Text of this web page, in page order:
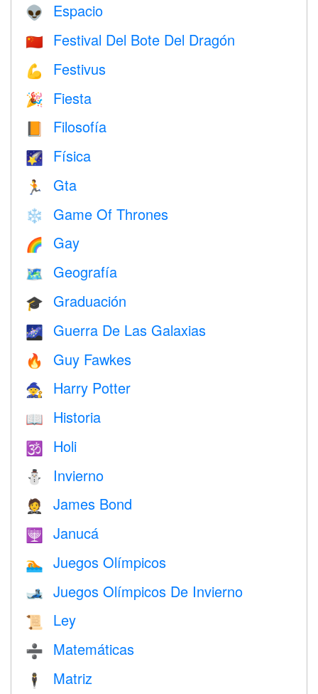
👽 Espacio
🇨🇳 Festival Del Bote Del Dragón
💪 Festivus
🎉 Fiesta
📙 Filosofía
🌠 Física
🏃 Gta
❄️ Game Of Thrones
🌈 Gay
🗺 Geografía
🎓 Graduación
🌌 Guerra De Las Galaxias
🔥 Guy Fawkes
🧙 Harry Potter
📖 Historia
🕉 Holi
⛄ Invierno
🤵 James Bond
🕎 Janucá
🏊 Juegos Olímpicos
🎿 Juegos Olímpicos De Invierno
📜 Ley
➗ Matemáticas
🕴️ Matriz